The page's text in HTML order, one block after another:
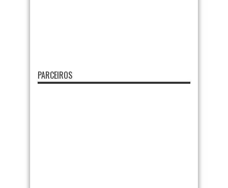
PARCEIROS